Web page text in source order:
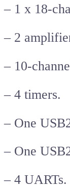
– 1 x 18-
– 2
– 10-
– 4 timers.
– One
– One
– 4 UARTs.